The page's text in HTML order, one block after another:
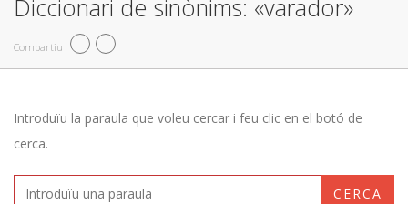
Diccionari de sinònims: «varador»
Compartiu
Introduïu la paraula que voleu cercar i feu clic en el botó de
cerca.
CERCA